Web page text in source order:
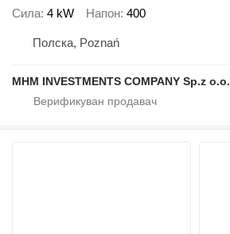
Сила 4 kW Напон 400
Полска, Poznań
MHM INVESTMENTS COMPANY Sp.z o.o.